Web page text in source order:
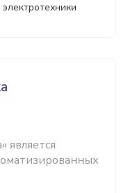
является